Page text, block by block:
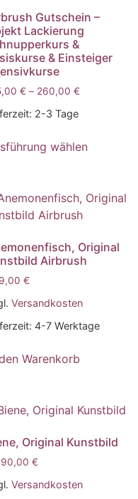
Gutschein –
Lackierung
&
& Einsteiger
€ – 260,00 €
2-3 Tage
wählenProdukt
Varianten
Optionen
Original
Airbrush
€
Versandkosten
4-7 Werktage
Warenkorb
Original Kunstbild
€
Versandkosten